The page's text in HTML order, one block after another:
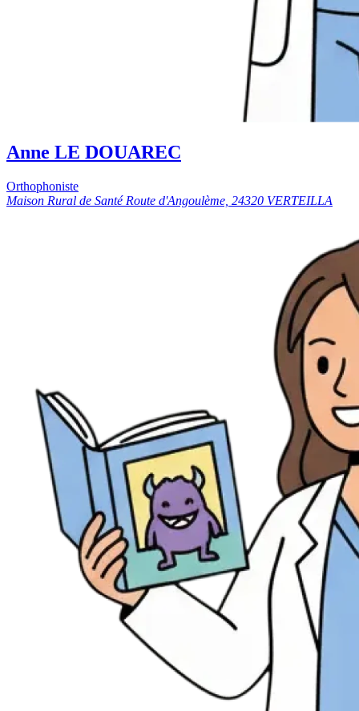
Anne LE DOUAREC
Orthophoniste
Maison Rural de Santé Route d'Angoulème, 24320 VERTEILLA